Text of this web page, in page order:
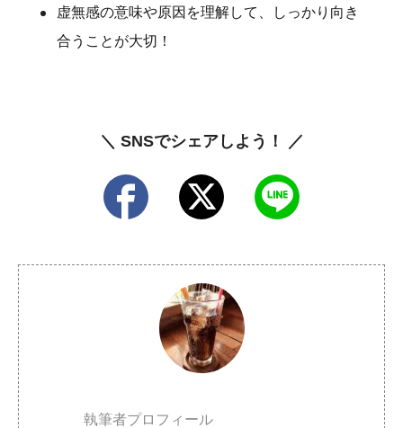
虚無感の意味や原因を理解して、しっかり向き
合うことが大切！
＼ SNSでシェアしよう！ ／
執筆者プロフィール